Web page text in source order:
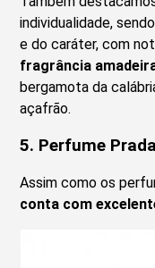
individualidade,
e do caráter, com
fragrância
bergamota da
açafrão.
5. Perfume Prada
Assim como os
conta com